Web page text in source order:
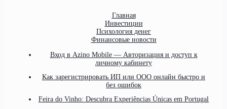
Главная
Инвестиции
Психология денег
Финансовые новости
Вход в Azino Mobile — Авторизация и доступ к
личному кабинету
Как зарегистрировать ИП или ООО онлайн быстро и
без ошибок
Feira do Vinho: Descubra Experiências Únicas em Portugal